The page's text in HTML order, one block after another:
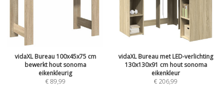
vidaXL Bureau 100x45x75 cm
bewerkt hout sonoma
eikenkleurig
€89,99
vidaXL Bureau met LED-verlichting
130x130x91 cm hout sonoma
eikenkleur
€206,99